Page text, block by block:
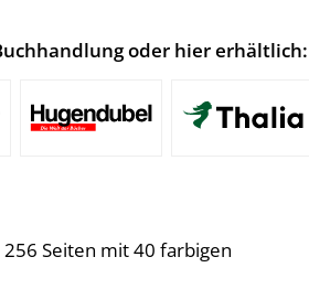
oder hier erhältlich:
Seiten mit 40 farbigen